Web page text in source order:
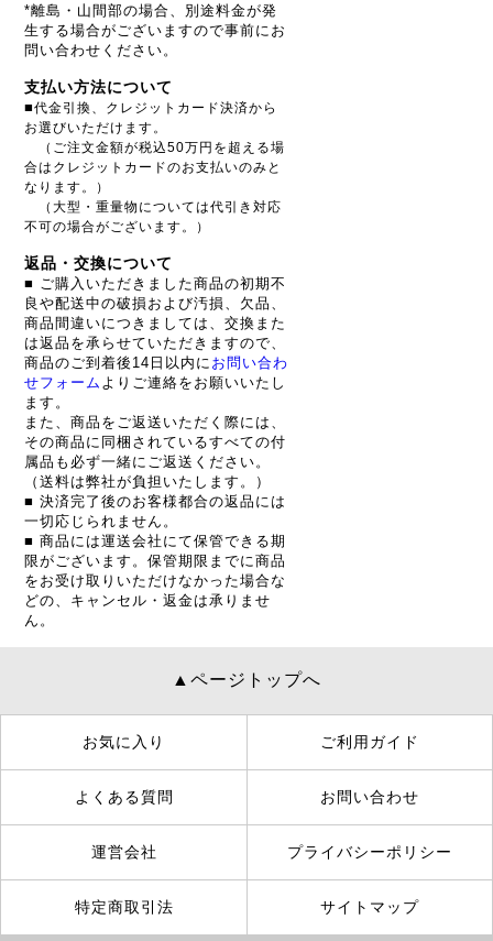
*離島・山間部の場合、別途料金が発
生する場合がございますので事前にお
問い合わせください。
支払い方法について
■代金引換、クレジットカード決済から
お選びいただけます。
（ご注文金額が税込50万円を超える場
合はクレジットカードのお支払いのみと
なります。）
（大型・重量物については代引き対応
不可の場合がございます。）
返品・交換について
■ ご購入いただきました商品の初期不
良や配送中の破損および汚損、欠品、
商品間違いにつきましては、交換また
は返品を承らせていただきますので、
商品のご到着後14日以内に お問い合わ
せフォーム よりご連絡をお願いいたし
ます。
また、商品をご返送いただく際には、
その商品に同梱されているすべての付
属品も必ず一緒にご返送ください。
（送料は弊社が負担いたします。）
■ 決済完了後のお客様都合の返品には
一切応じられません。
■ 商品には運送会社にて保管できる期
限がございます。保管期限までに商品
をお受け取りいただけなかった場合な
どの、キャンセル・返金は承りませ
ん。
▲ページトップへ
お気に入り ご利用ガイド
よくある質問 お問い合わせ
運営会社 プライバシーポリシー
特定商取引法 サイトマップ